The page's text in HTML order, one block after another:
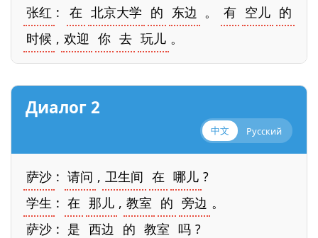
张红 : 在 北京大学 的 东边 。 有 空儿 的
时候 , 欢迎 你 去 玩儿 。
Диалог 2
中文 Русский
萨沙 : 请问 , 卫生间 在 哪儿 ?
学生 : 在 那儿 , 教室 的 旁边 。
萨沙 : 是 西边 的 教室 吗 ?